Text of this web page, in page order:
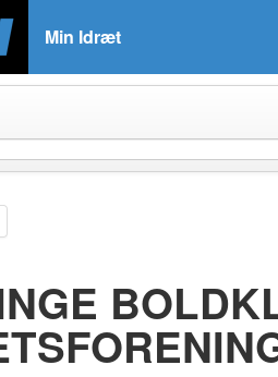
Min Idræt